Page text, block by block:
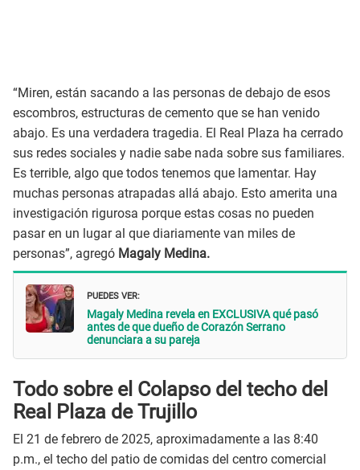
“Miren, están sacando a las personas de debajo de esos
escombros, estructuras de cemento que se han venido
abajo. Es una verdadera tragedia. El Real Plaza ha cerrado
sus redes sociales y nadie sabe nada sobre sus familiares.
Es terrible, algo que todos tenemos que lamentar. Hay
muchas personas atrapadas allá abajo. Esto amerita una
investigación rigurosa porque estas cosas no pueden
pasar en un lugar al que diariamente van miles de
personas”, agregó Magaly Medina.
PUEDES VER:
Magaly Medina revela en EXCLUSIVA qué pasó
antes de que dueño de Corazón Serrano
denunciara a su pareja
Todo sobre el Colapso del techo del
Real Plaza de Trujillo
El 21 de febrero de 2025, aproximadamente a las 8:40
p.m., el techo del patio de comidas del centro comercial